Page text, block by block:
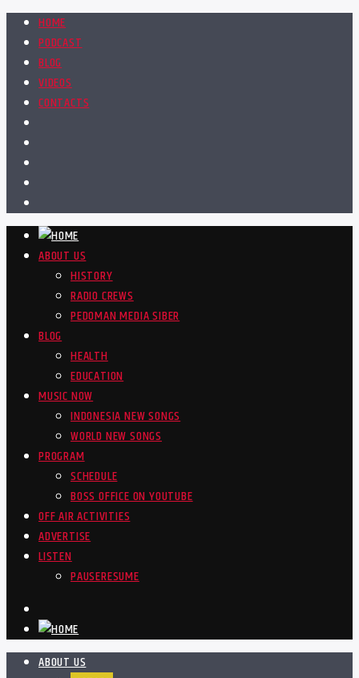
HOME
PODCAST
BLOG
VIDEOS
CONTACTS
ABOUT US
HISTORY
RADIO CREWS
PEDOMAN MEDIA SIBER
BLOG
HEALTH
EDUCATION
MUSIC NOW
INDONESIA NEW SONGS
WORLD NEW SONGS
PROGRAM
SCHEDULE
BOSS OFFICE ON YOUTUBE
OFF AIR ACTIVITIES
ADVERTISE
LISTEN
PAUSERESUME
ABOUT US